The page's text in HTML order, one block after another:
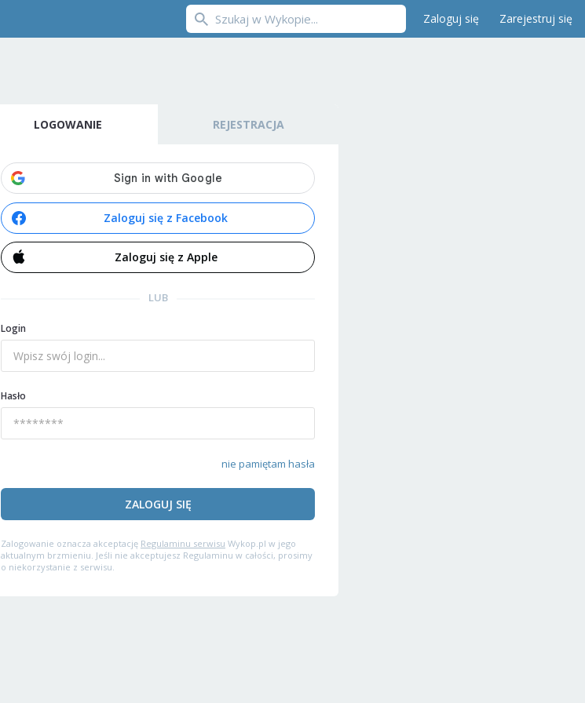
Zaloguj się Zarejestruj się
LOGOWANIE REJESTRACJA
Zaloguj się z Facebook
Zaloguj się z Apple
LUB
Login
Hasło
nie pamiętam hasła
ZALOGUJ SIĘ
Zalogowanie oznacza akceptację Regulaminu serwisu Wykop.pl w jego
aktualnym brzmieniu. Jeśli nie akceptujesz Regulaminu w całości, prosimy
o niekorzystanie z serwisu.